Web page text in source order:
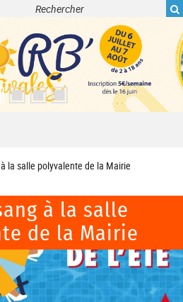
Recherche
la salle polyvalente de la Mairie
à la salle
de la Mairie